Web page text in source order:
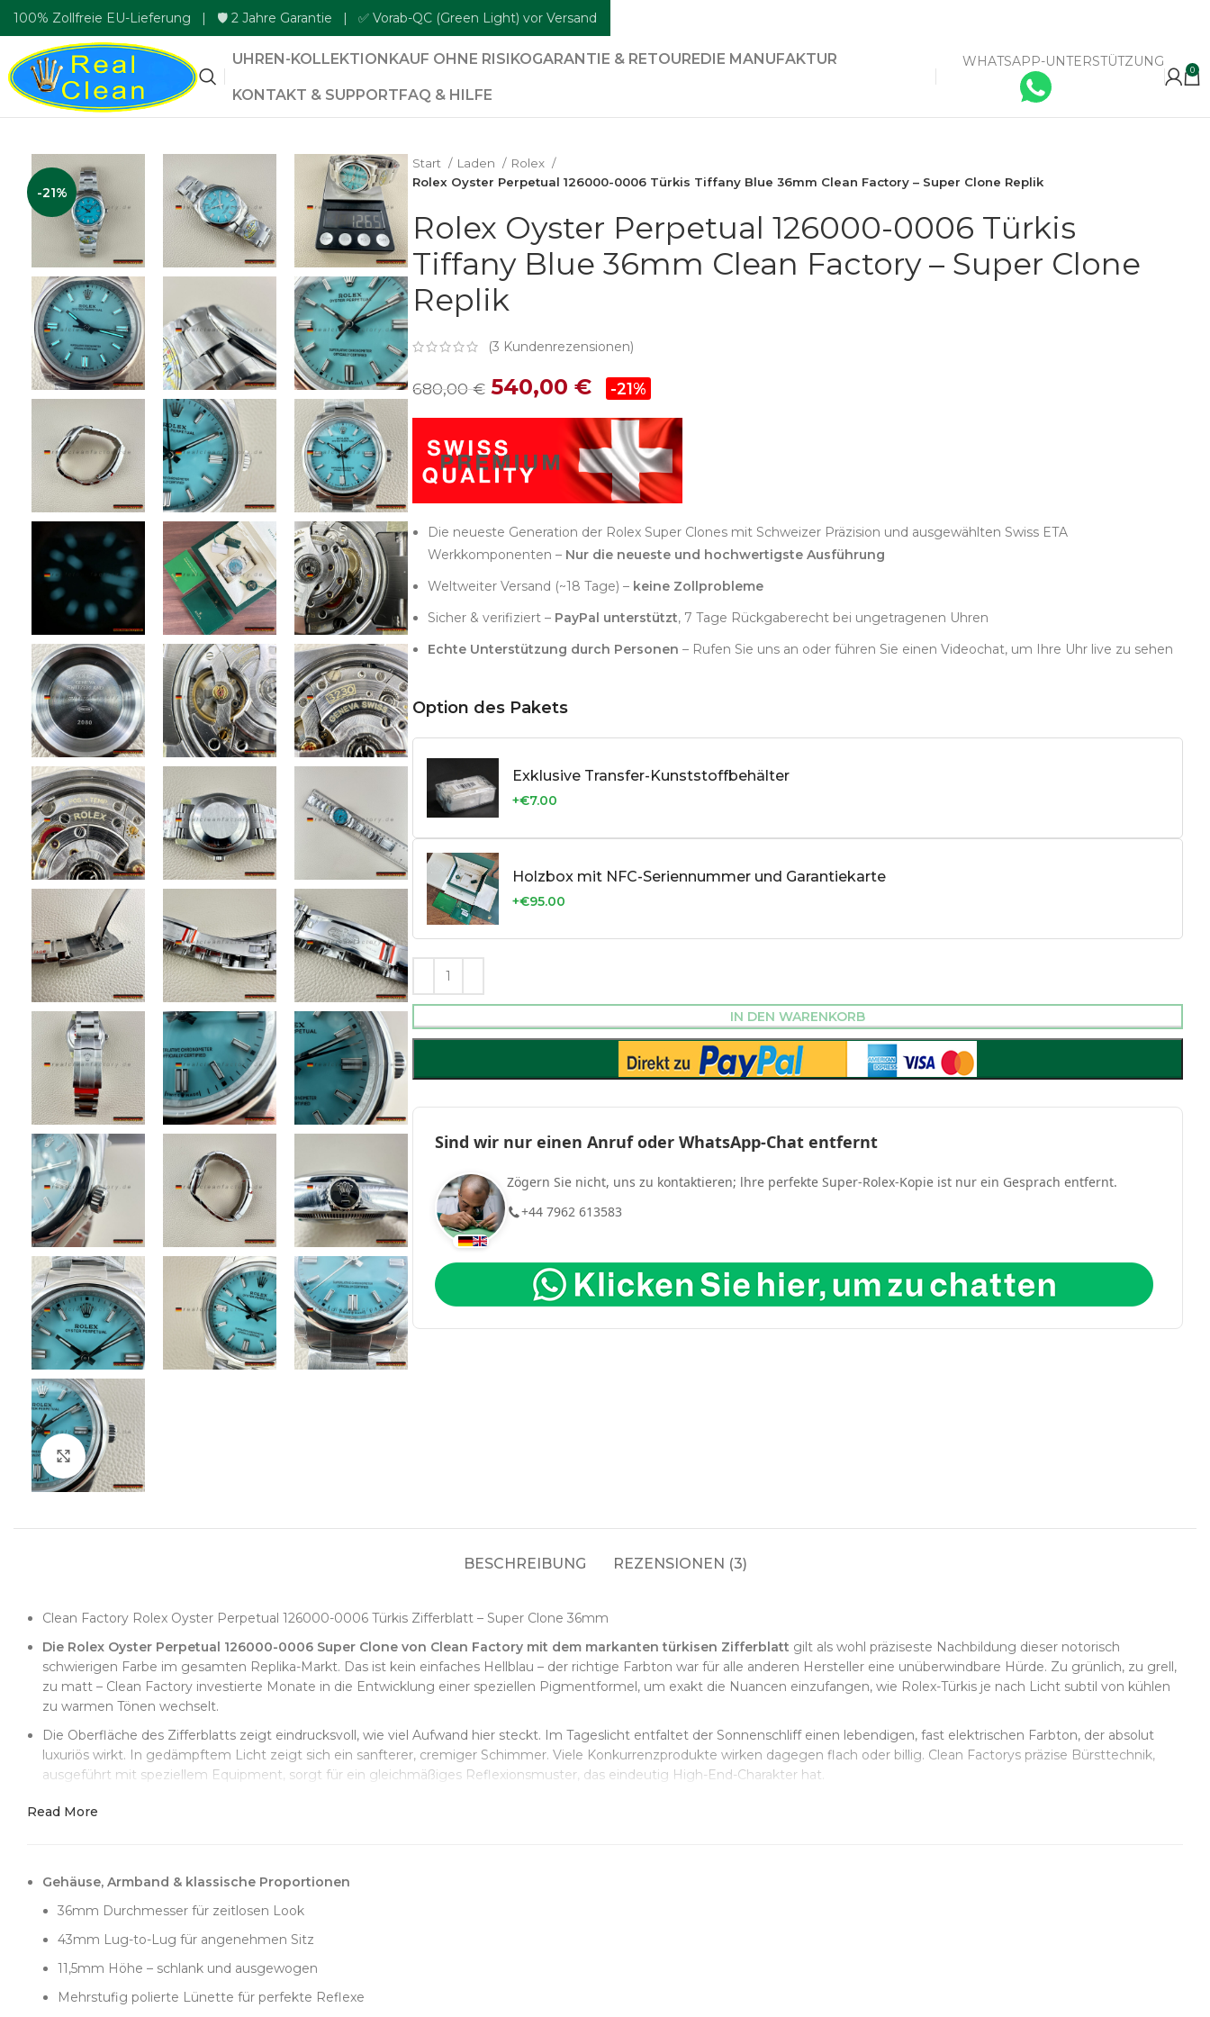
UHREN-KOLLEKTIONKAUF OHNE RISIKOGARANTIE & RETOUREDIE MANUFAKTUR
KONTAKT & SUPPORTFAQ & HILFE
WHATSAPP-UNTERSTÜTZUNG
0
-21%
Zum Vergrößern klicken
Start Laden
Rolex
Rolex Oyster Perpetual 126000-0006 Türkis Tiffany Blue 36mm Clean Factory – Super Clone Replik
Rolex Oyster Perpetual 126000-0006 Türkis
Tiffany Blue 36mm Clean Factory – Super Clone
Replik
(3 Kundenrezensionen)
680,00€ 540,00 € -21%
Die neueste Generation der Rolex Super Clones mit Schweizer Präzision und ausgewählten Swiss ETA
Werkkomponenten – Nur die neueste und hochwertigste Ausführung
Weltweiter Versand (~18 Tage) – keine Zollprobleme
Sicher & verifiziert – PayPal unterstützt, 7 Tage Rückgaberecht bei ungetragenen Uhren
Echte Unterstützung durch Personen – Rufen Sie uns an oder führen Sie einen Videochat, um Ihre Uhr live zu sehen
Option des Pakets
Exklusive Transfer-Kunststoffbehälter
+€7.00
Holzbox mit NFC-Seriennummer und Garantiekarte
+€95.00
IN DEN WARENKORB
Sind wir nur einen Anruf oder WhatsApp-Chat entfernt
Zögern Sie nicht, uns zu kontaktieren; lhre perfekte Super-Rolex-Kopie ist nur ein Gesprach entfernt.
+44 7962 613583
BESCHREIBUNG REZENSIONEN (3)
Clean Factory Rolex Oyster Perpetual 126000-0006 Türkis Zifferblatt – Super Clone 36mm
Die Rolex Oyster Perpetual 126000-0006 Super Clone von Clean Factory mit dem markanten türkisen Zifferblatt gilt als wohl präziseste Nachbildung dieser notorisch
schwierigen Farbe im gesamten Replika-Markt. Das ist kein einfaches Hellblau – der richtige Farbton war für alle anderen Hersteller eine unüberwindbare Hürde. Zu grünlich, zu grell,
zu matt – Clean Factory investierte Monate in die Entwicklung einer speziellen Pigmentformel, um exakt die Nuancen einzufangen, wie Rolex-Türkis je nach Licht subtil von kühlen
zu warmen Tönen wechselt.
Die Oberfläche des Zifferblatts zeigt eindrucksvoll, wie viel Aufwand hier steckt. Im Tageslicht entfaltet der Sonnenschliff einen lebendigen, fast elektrischen Farbton, der absolut
luxuriös wirkt. In gedämpftem Licht zeigt sich ein sanfterer, cremiger Schimmer. Viele Konkurrenzprodukte wirken dagegen flach oder billig. Clean Factorys präzise Bürsttechnik,
ausgeführt mit speziellem Equipment, sorgt für ein gleichmäßiges Reflexionsmuster, das eindeutig High-End-Charakter hat.
Auch die applizierten Marker und der Zifferblattdruck erfordern Disziplin. Jeder gelbgoldene Stundenmarker wird einzeln von Hand veredelt und so ausgerichtet, dass er harmonisch
Die Proportionen des 36mm Gehäuses sind sorgfältig gewählt. Größere Durchmesser könnten die Farbe dominieren lassen, kleinere wirken oft gedrängt. Mit 43mm Lug-to-Lug und
11,5mm Höhe sitzt die Uhr ausgewogen und angenehm an unterschiedlich großen Handgelenken. Die polierte Lünette wird in mehreren Stufen perfektioniert, um Reflexe gezielt
zu steuern und das Zifferblatt sauber zu rahmen. Vertikal gebürstete Gehäuseseiten gehen in polierte Flächen über – eine Übergangsschärfe, die bei Türkis entscheidend ist, damit
nichts unsauber wirkt.
Auch das Werk setzt Maßstäbe. Der Super Clone 3230 ist nicht nur äußerlich korrekt, sondern bildet auch die funktionalen Eigenschaften der Rolex Chronergy-Hemmung nach und
bietet echte 70 Stunden Gangreserve. Die Brücken und der Rotor sind korrekt graviert und veredelt, der Aufzug fühlt sich exakt so an wie beim Original.
Read More
Gehäuse, Armband & klassische Proportionen
36mm Durchmesser für zeitlosen Look
43mm Lug-to-Lug für angenehmen Sitz
11,5mm Höhe – schlank und ausgewogen
Mehrstufig polierte Lünette für perfekte Reflexe
100% Zollfreie EU-Lieferung | 🛡️ 2 Jahre Garantie | ✅ Vorab-QC (Green Light) vor Versand